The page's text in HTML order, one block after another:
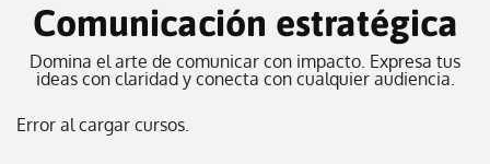
Comunicación estratégica
Domina el arte de comunicar con impacto. Expresa tus
ideas con claridad y conecta con cualquier audiencia.
Error al cargar cursos.